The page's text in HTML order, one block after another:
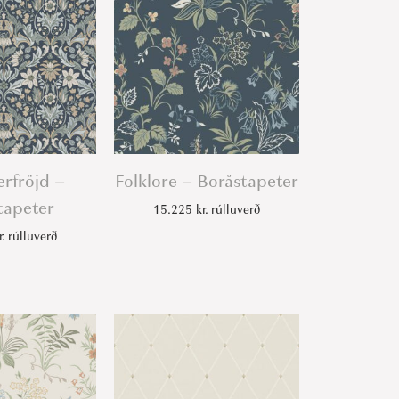
–
rúlluverð
Folklore – Boråstapeter
15.225 kr. rúlluverð